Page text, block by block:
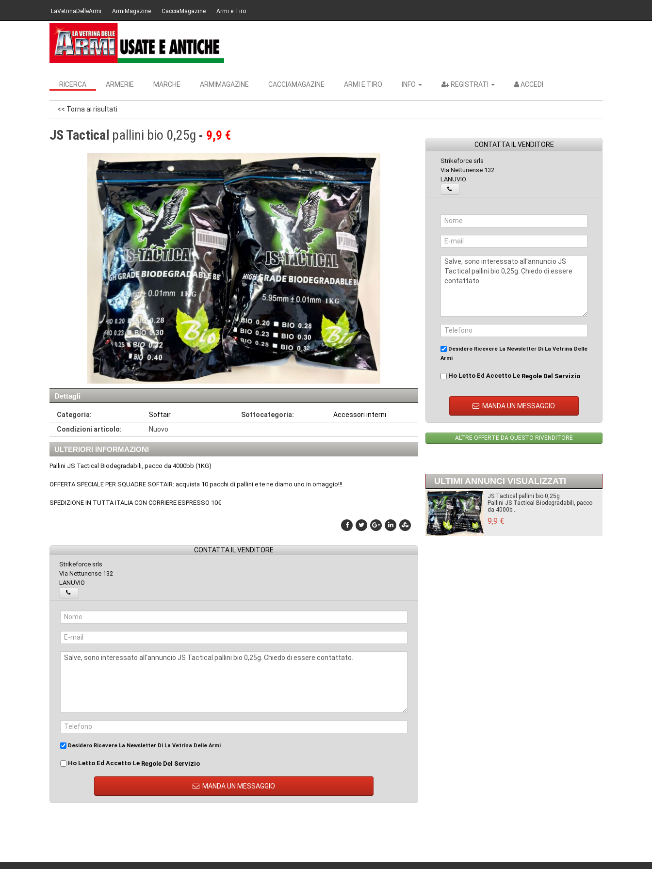
LaVetrinaDelleArmi ArmiMagazine CacciaMagazine Armi e Tiro
RICERCA ARMERIE MARCHE ARMIMAGAZINE CACCIAMAGAZINE ARMI E TIRO INFO REGISTRATI ACCEDI
<< Torna ai risultati
JS Tactical pallini bio 0,25g 9,9 €
Dettagli
Categoria: Softair Sottocategoria:
Accessori interni
Condizioni articolo:
Nuovo
ULTERIORI INFORMAZIONI
Pallini JS Tactical Biodegradabili, pacco da 4000bb (1KG)
OFFERTA SPECIALE PER SQUADRE SOFTAIR: acquista 10 pacchi di pallini e te ne diamo uno in omaggio!!!
SPEDIZIONE IN TUTTA ITALIA CON CORRIERE ESPRESSO 10€
CONTATTA IL VENDITORE
Strikeforce srls
Via Nettunense 132
LANUVIO
Desidero Ricevere La Newsletter Di La Vetrina Delle Armi
Ho Letto Ed Accetto Le Regole Del Servizio
MANDA UN MESSAGGIO
CONTATTA IL VENDITORE
Strikeforce srls
Via Nettunense 132
LANUVIO
Desidero Ricevere La Newsletter Di La Vetrina Delle
Armi
Ho Letto Ed Accetto Le Regole Del Servizio
MANDA UN MESSAGGIO
ALTRE OFFERTE DA QUESTO RIVENDITORE
ULTIMI ANNUNCI VISUALIZZATI
JS Tactical pallini bio 0,25g
Pallini JS Tactical Biodegradabili, pacco
da 4000b...
9,9 €